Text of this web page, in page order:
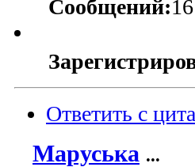
Сообщений:16
Ответить с
Маруська ...